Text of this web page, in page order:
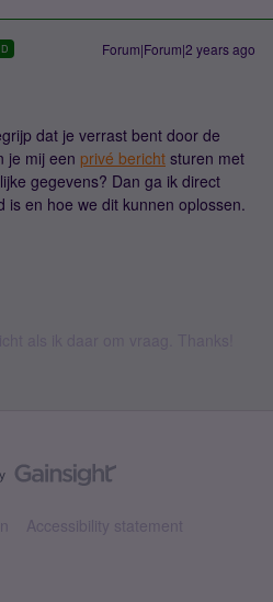
Forum|Forum|2 years ago
dat je verrast bent door de
je mij een privé bericht sturen met
gegevens? Dan ga ik direct
is en hoe we dit kunnen oplossen.
Accessibility statement